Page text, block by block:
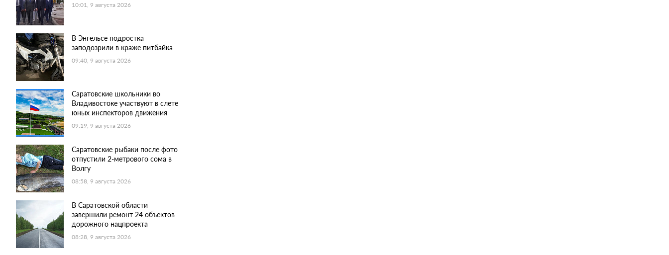
10:01, 9 августа 2026
В Энгельсе подростка
заподозрили в краже питбайка
09:40, 9 августа 2026
Саратовские школьники во
Владивостоке участвуют в слете
юных инспекторов движения
09:19, 9 августа 2026
Саратовские рыбаки после фото
отпустили 2-метрового сома в
Волгу
08:58, 9 августа 2026
В Саратовской области
завершили ремонт 24 объектов
дорожного нацпроекта
08:28, 9 августа 2026